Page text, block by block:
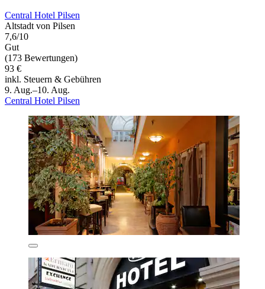
Central Hotel Pilsen
Altstadt von Pilsen
7,6/10
Gut
(173 Bewertungen)
93 €
inkl. Steuern & Gebühren
9. Aug.–10. Aug.
Central Hotel Pilsen